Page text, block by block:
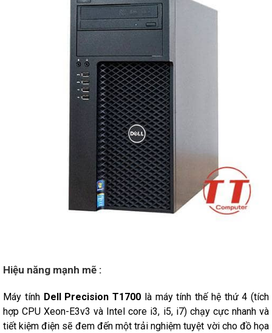
Hiệu năng mạnh mẽ :
Máy tính Dell Precision T1700 là máy tính thế hệ thứ 4 (tích
hợp CPU Xeon-E3v3 và Intel core i3, i5, i7) chạy cực nhanh và
tiết kiệm điện sẽ đem đến một trải nghiệm tuyệt vời cho đồ họa